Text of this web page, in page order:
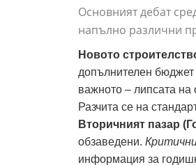
Основният дебат
напълно различни
Новото
допълнителен
важното – липсата на
Разчита се на
Вторичният пазар
обзаведени.
информация за